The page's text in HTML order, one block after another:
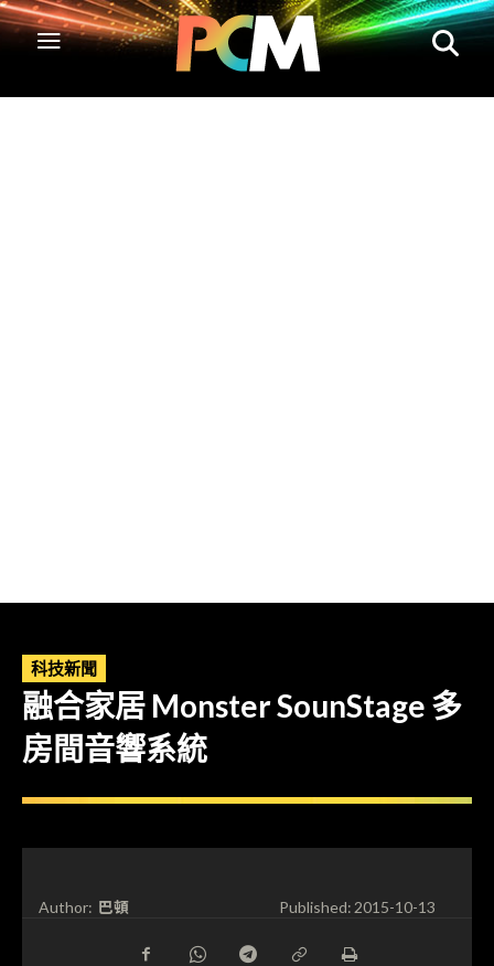
科技新聞
融合家居 Monster SounStage 多
房間音響系統
Author: 巴頓 Published:2015-10-13